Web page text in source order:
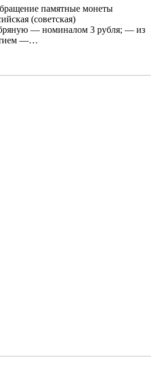
памятные монеты
(советская)
— номиналом 3 рубля; — из
—…